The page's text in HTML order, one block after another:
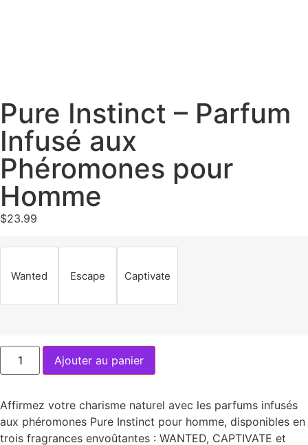
Pure Instinct – Parfum
Infusé aux
Phéromones pour
Homme
$23.99
Wanted Escape Captivate
Ajouter au panier
Affirmez votre charisme naturel avec les parfums infusés
aux phéromones Pure Instinct pour homme, disponibles en
trois fragrances envoûtantes : WANTED, CAPTIVATE et